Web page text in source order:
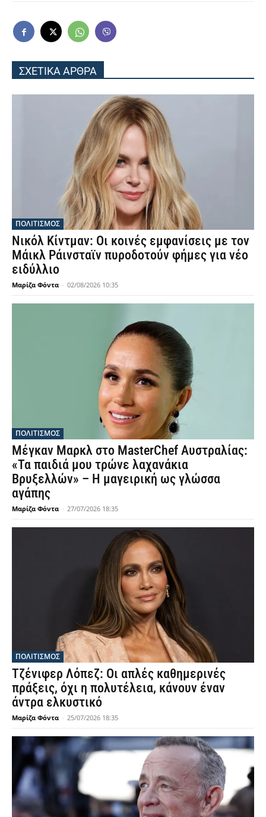
ΣΧΕΤΙΚΑ ΑΡΘΡΑ
ΠΟΛΙΤΙΣΜΟΣ
Νικόλ Κίντμαν: Οι κοινές εμφανίσεις με τον
Μάικλ Ράινσταϊν πυροδοτούν φήμες για νέο
ειδύλλιο
Μαρίζα Φόντα - 02/08/2026 10:35
ΠΟΛΙΤΙΣΜΟΣ
Μέγκαν Μαρκλ στο MasterChef Αυστραλίας:
«Τα παιδιά μου τρώνε λαχανάκια
Βρυξελλών» – Η μαγειρική ως γλώσσα
αγάπης
Μαρίζα Φόντα - 27/07/2026 18:35
ΠΟΛΙΤΙΣΜΟΣ
Τζένιφερ Λόπεζ: Οι απλές καθημερινές
πράξεις, όχι η πολυτέλεια, κάνουν έναν
άντρα ελκυστικό
Μαρίζα Φόντα - 25/07/2026 18:35